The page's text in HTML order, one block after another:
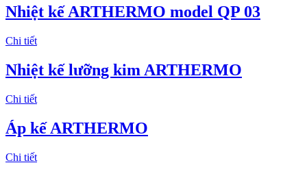
Nhiệt kế ARTHERMO model QP 03
Chi tiết
Nhiệt kế lưỡng kim ARTHERMO
Chi tiết
Áp kế ARTHERMO
Chi tiết